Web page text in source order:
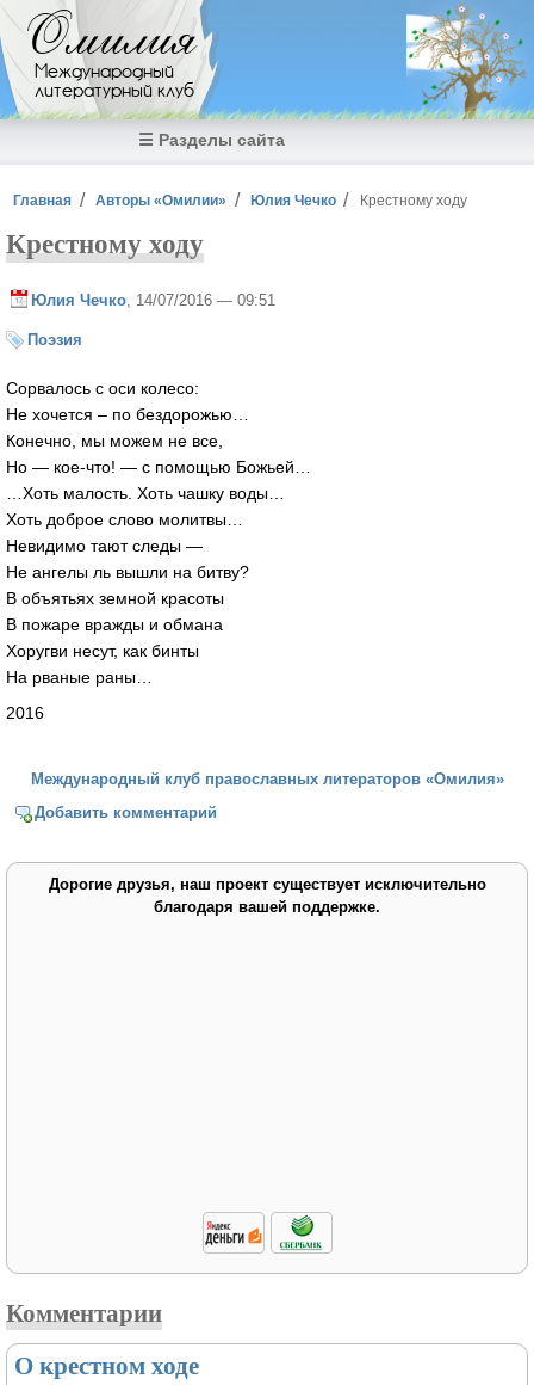
Перейти к основному содержанию
Омилия
Международный
литературный клуб
☰ Разделы сайта
Вы здесь
Главная Авторы «Омилии» Юлия Чечко Крестному ходу
Крестному ходу
Юлия Чечко , 14/07/2016 — 09:51
Поэзия
Сорвалось с оси колесо:
Не хочется – по бездорожью…
Конечно, мы можем не все,
Но — кое-что! — с помощью Божьей…
…Хоть малость. Хоть чашку воды…
Хоть доброе слово молитвы…
Невидимо тают следы —
Не ангелы ль вышли на битву?
В объятьях земной красоты
В пожаре вражды и обмана
Хоругви несут, как бинты
На рваные раны…
2016
Международный клуб православных литераторов «Омилия»
Добавить комментарий
Дорогие друзья, наш проект существует исключительно
благодаря вашей поддержке.
Комментарии
О крестном ходе